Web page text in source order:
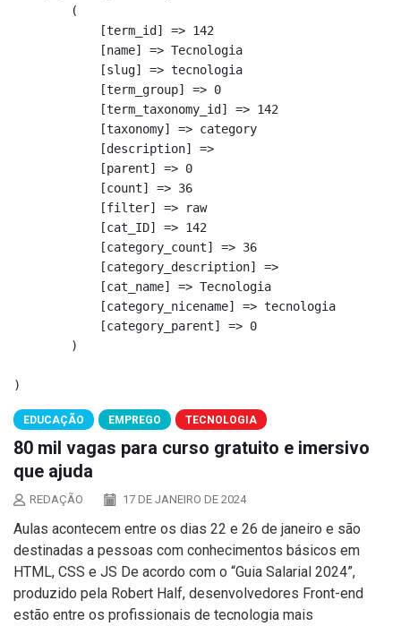
        (
            [term_id] => 142
            [name] => Tecnologia
            [slug] => tecnologia
            [term_group] => 0
            [term_taxonomy_id] => 142
            [taxonomy] => category
            [description] =>
            [parent] => 0
            [count] => 36
            [filter] => raw
            [cat_ID] => 142
            [category_count] => 36
            [category_description] =>
            [cat_name] => Tecnologia
            [category_nicename] => tecnologia
            [category_parent] => 0
        )
EDUCAÇÃO EMPREGO TECNOLOGIA
80 mil vagas para curso gratuito e imersivo
que ajuda
REDAÇÃO 17 DE JANEIRO DE 2024
Aulas acontecem entre os dias 22 e 26 de janeiro e são
destinadas a pessoas com conhecimentos básicos em
HTML, CSS e JS De acordo com o “Guia Salarial 2024”,
produzido pela Robert Half, desenvolvedores Front-end
estão entre os profissionais de tecnologia mais